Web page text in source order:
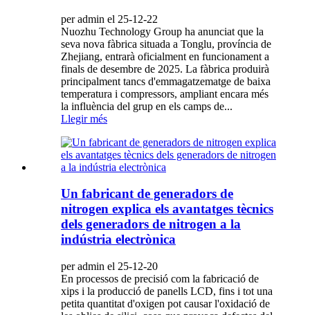
per admin el 25-12-22
Nuozhu Technology Group ha anunciat que la
seva nova fàbrica situada a Tonglu, província de
Zhejiang, entrarà oficialment en funcionament a
finals de desembre de 2025. La fàbrica produirà
principalment tancs d'emmagatzematge de baixa
temperatura i compressors, ampliant encara més
la influència del grup en els camps de...
Llegir més
Un fabricant de generadors de
nitrogen explica els avantatges tècnics
dels generadors de nitrogen a la
indústria electrònica
per admin el 25-12-20
En processos de precisió com la fabricació de
xips i la producció de panells LCD, fins i tot una
petita quantitat d'oxigen pot causar l'oxidació de